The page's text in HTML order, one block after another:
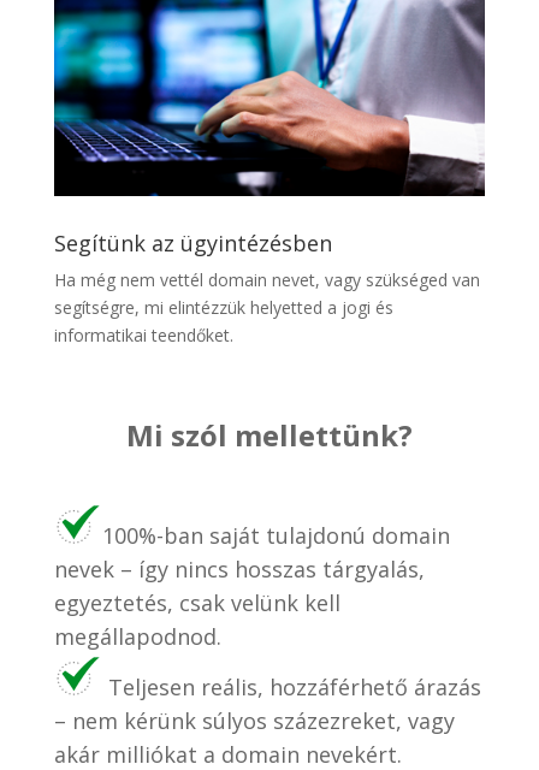
Segítünk az ügyintézésben
Ha még nem vettél domain nevet, vagy szükséged van
segítségre, mi elintézzük helyetted a jogi és
informatikai teendőket.
Mi szól mellettünk?
100%-ban saját tulajdonú domain
nevek – így nincs hosszas tárgyalás,
egyeztetés, csak velünk kell
megállapodnod.
Teljesen reális, hozzáférhető árazás
– nem kérünk súlyos százezreket, vagy
akár milliókat a domain nevekért.